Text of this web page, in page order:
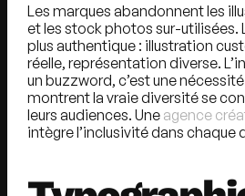
Les marques abandonnent les
et les stock photos sur-utilisées.
plus authentique : illustration
réelle, représentation diverse.
un buzzword, c’est une
montrent la vraie diversité se
leurs audiences. Une agence
intègre l’inclusivité dans chaque